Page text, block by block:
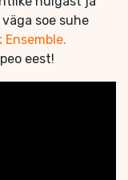
soe suhe
Ensemble.
eest!